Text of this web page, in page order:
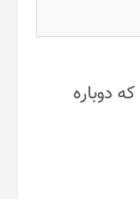
دوباره